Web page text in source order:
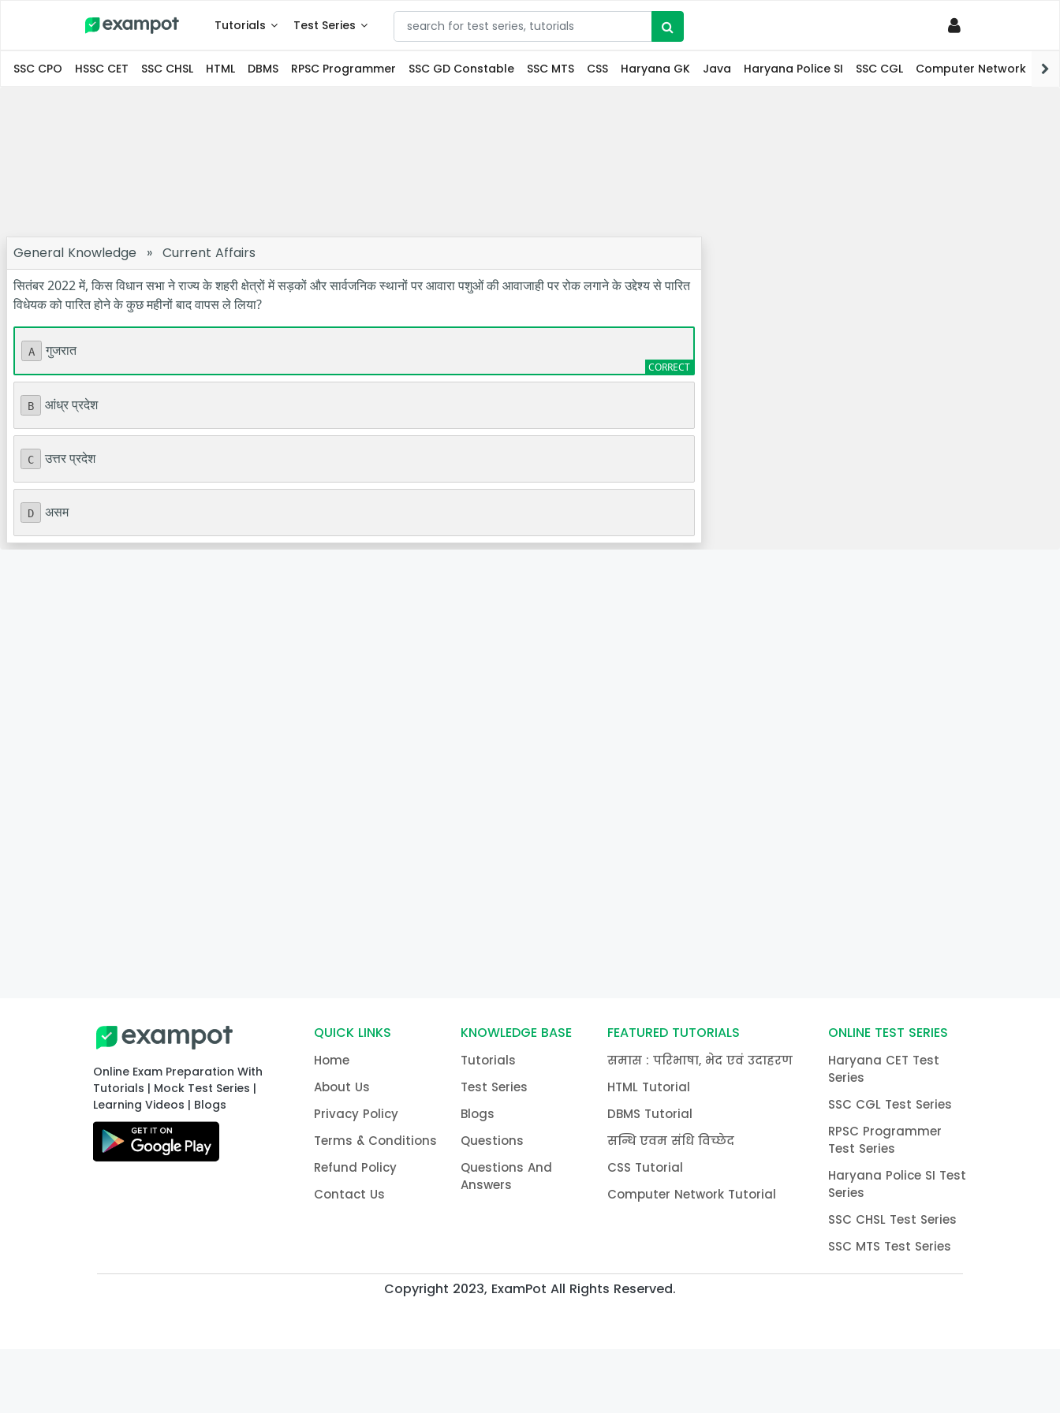
Tutorials Test Series
SSC CPO HSSC CET SSC CHSL HTML DBMS RPSC Programmer SSC GD Constable SSC MTS CSS Haryana GK Java Haryana Police SI SSC CGL Computer Network PHP
General Knowledge » Current Affairs
सितंबर 2022 में, किस विधान सभा ने राज्य के शहरी क्षेत्रों में सड़कों और सार्वजनिक स्थानों पर आवारा पशुओं की आवाजाही पर रोक लगाने के उद्देश्य से पारित
विधेयक को पारित होने के कुछ महीनों बाद वापस ले लिया?
A गुजरात
B आंध्र प्रदेश
C उत्तर प्रदेश
D असम
Online Exam Preparation With
Tutorials | Mock Test Series |
Learning Videos | Blogs
QUICK LINKS
Home
About Us
Privacy Policy
Terms & Conditions
Refund Policy
Contact Us
KNOWLEDGE BASE
Tutorials
Test Series
Blogs
Questions
Questions And
Answers
FEATURED TUTORIALS
समास : परिभाषा, भेद एवं उदाहरण
HTML Tutorial
DBMS Tutorial
सन्धि एवम संधि विच्छेद
CSS Tutorial
Computer Network Tutorial
ONLINE TEST SERIES
Haryana CET Test
Series
SSC CGL Test Series
RPSC Programmer
Test Series
Haryana Police SI Test
Series
SSC CHSL Test Series
SSC MTS Test Series
Copyright 2023, ExamPot All Rights Reserved.